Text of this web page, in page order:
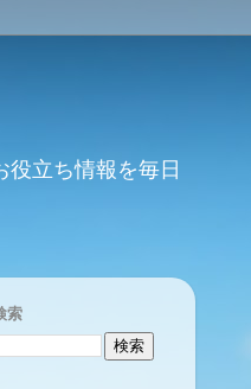
立ち情報を毎日
索